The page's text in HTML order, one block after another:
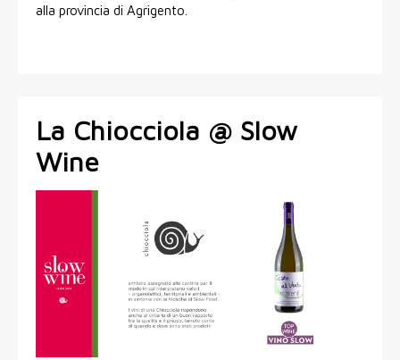
alla provincia di Agrigento.
La Chiocciola @ Slow
Wine